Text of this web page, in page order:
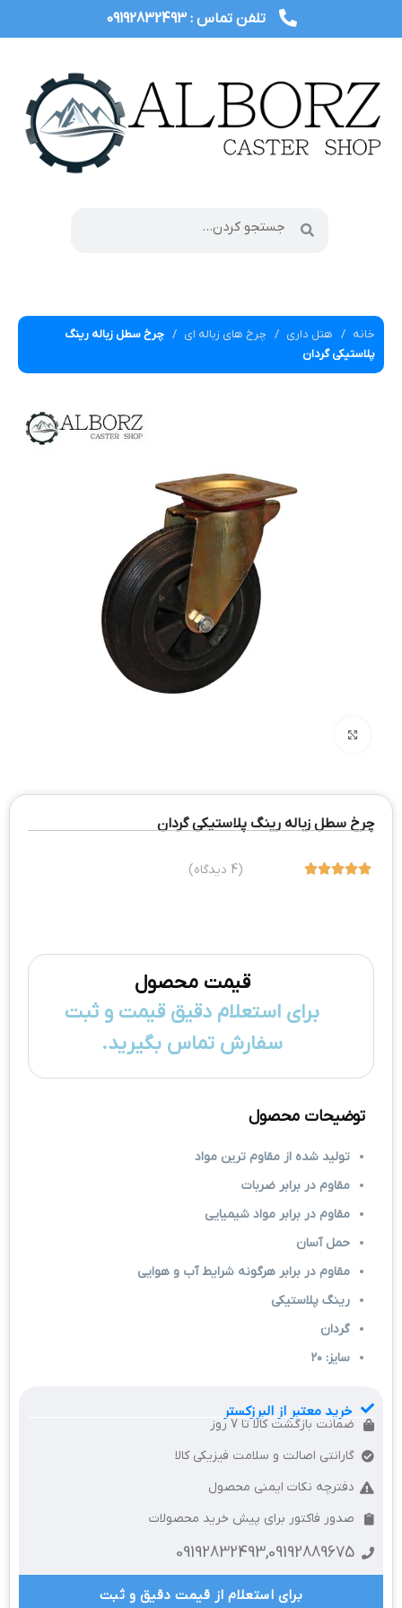
تلفن تماس : 09192832493
خانه هتل داری چرخ های زباله ای
چرخ سطل زباله رینگ
پلاستیکی گردان
چرخ سطل زباله رینگ پلاستیکی گردان




 (4 دیدگاه)
قیمت محصول
برای استعلام دقیق قیمت و ثبت
سفارش تماس بگیرید.
توضیحات محصول
تولید شده از مقاوم ترین مواد
مقاوم در برابر ضربات
مقاوم در برابر مواد شیمیایی
حمل آسان
مقاوم در برابر هرگونه شرایط آب و هوایی
رینگ پلاستیکی
گردان
سایز: ۲۰
خرید معتبر از البرزکستر
ضمانت بازگشت کالا تا 7 روز
گارانتی اصالت و سلامت فیزیکی کالا
دفترچه نکات ایمنی محصول
صدور فاکتور برای پیش خرید محصولات
09192832493,09192889675
برای استعلام از قیمت دقیق و ثبت